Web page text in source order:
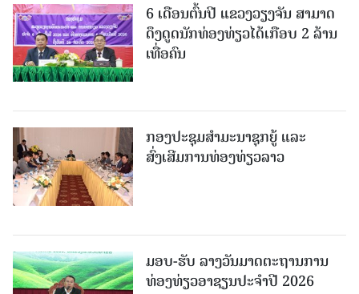
6 ເດືອນຕົ້ນປີ ແຂວງວຽງຈັນ ສາມາດ
ດຶງດູດນັກທ່ອງທ່ຽວໄດ້ເກືອບ 2 ລ້ານ
ເທື່ອຄົນ
ກອງປະຊຸມສຳມະນາຊຸກຍູ້ ແລະ
ສົ່ງເສີມການທ່ອງທ່ຽວລາວ
ມອບ-ຮັບ ລາງວັນມາດຕະຖານການ
ທ່ອງທ່ຽວອາຊຽນປະຈຳປີ 2026